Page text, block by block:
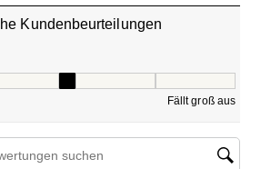
Kundenbeurteilungen
Fällt groß aus
Bewertungen Suchregion